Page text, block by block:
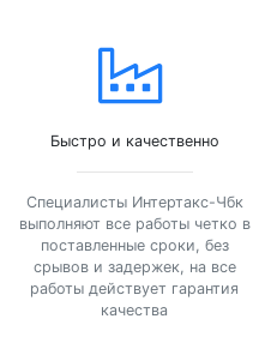
Быстро и качественно
Специалисты Интертакс-Чбк
выполняют все работы четко в
поставленные сроки, без
срывов и задержек, на все
работы действует гарантия
качества